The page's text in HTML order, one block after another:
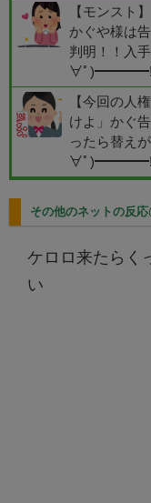
【モンスト
かぐや様は
判明！！入
∀ﾟ
【今回の人
けよ」かぐ
ったら替え
∀ﾟ
その他のネットの反
ケロロ来たらく
い